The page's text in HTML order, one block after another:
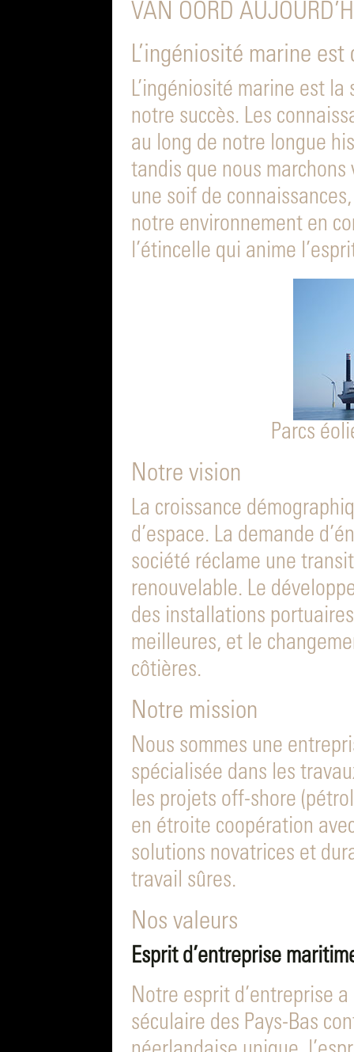
VAN OORD
L’ingéniosité marine
L’ingéniosité marine est
notre succès. Les
au long de notre longue
tandis que nous marchons
une soif de
notre environnement en
l’étincelle qui anime
Parcs
Notre vision
La croissance
d’espace. La demande
société réclame une
renouvelable. Le
des installations
meilleures, et le
côtières.
Notre mission
Nous sommes une
spécialisée dans les
les projets off-shore
en étroite coopération
solutions novatrices et
travail sûres.
Nos valeurs
Esprit d’entreprise
Notre esprit d’entreprise
séculaire des Pays-Bas